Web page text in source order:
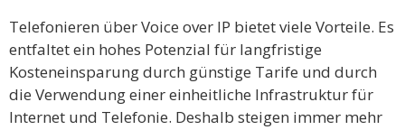
Telefonieren über Voice over IP bietet viele Vorteile. Es
entfaltet ein hohes Potenzial für langfristige
Kosteneinsparung durch günstige Tarife und durch
die Verwendung einer einheitliche Infrastruktur für
Internet und Telefonie. Deshalb steigen immer mehr